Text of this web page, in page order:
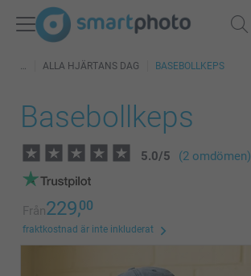
ALLA HJÄRTANS DAG BASEBOLLKEPS
Basebollkeps
5.0/5 (2 omdömen)
Från229,00
fraktkostnad är inte inkluderat